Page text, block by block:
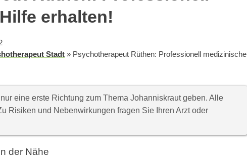
erhalten!
Stadt » Psychotherapeut Rüthen: Professionell medizinische
eine erste Richtung zum Thema Johanniskraut geben. Alle
Risiken und Nebenwirkungen fragen Sie Ihren Arzt oder
der Nähe